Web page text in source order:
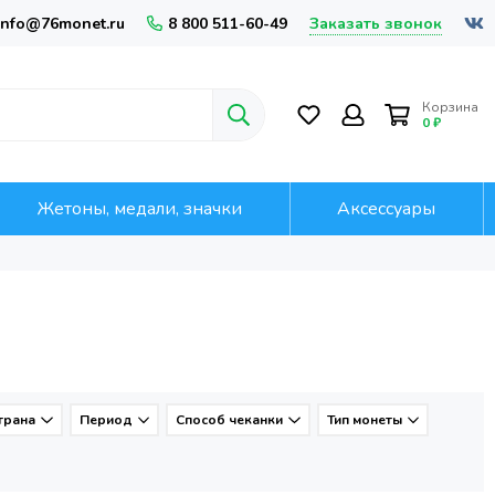
8 800 511-60-49 Заказать звонок
Корзина
0 ₽
Жетоны, медали, значки Аксессуары
Период Способ чеканки Тип монеты